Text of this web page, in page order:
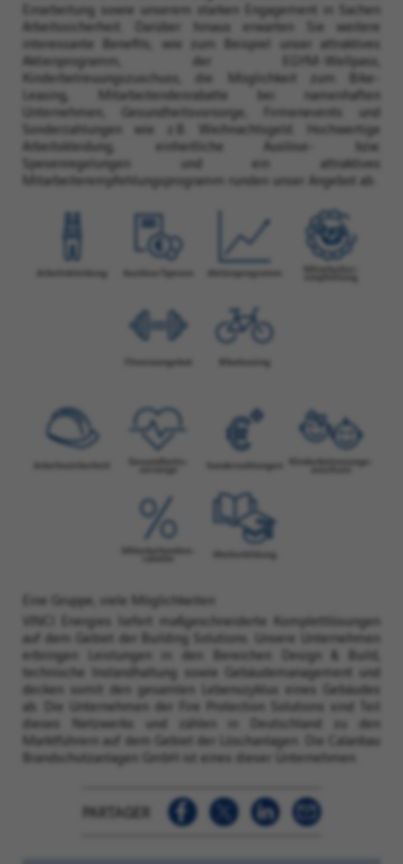
Einarbeitung sowie unserem starken Engagement in Sachen
Arbeitssicherheit. Darüber hinaus erwarten Sie weitere
interessante Benefits, wie zum Beispiel unser attraktives
Aktienprogramm, der EGYM-Wellpass,
Kinderbetreuungszuschuss, die Möglichkeit zum Bike-
Leasing, Mitarbeitendenrabatte bei namenhaften
Unternehmen, Gesundheitsvorsorge, Firmenevents und
Sonderzahlungen wie z.B. Weihnachtsgeld. Hochwertige
Arbeitskleidung, einheitliche Auslöse- bzw.
Spesenregelungen und ein attraktives
Mitarbeiterempfehlungsprogramm runden unser Angebot ab.
Eine Gruppe, viele Möglichkeiten
VINCI Energies liefert maßgeschneiderte Komplettlösungen
auf dem Gebiet der Building Solutions. Unsere Unternehmen
erbringen Leistungen in den Bereichen Design & Build,
technische Instandhaltung sowie Gebäudemanagement und
decken somit den gesamten Lebenszyklus eines Gebäudes
ab. Die Unternehmen der Fire Protection Solutions sind Teil
dieses Netzwerks und zählen in Deutschland zu den
Marktführern auf dem Gebiet der Löschanlagen. Die Calanbau
Brandschutzanlagen GmbH ist eines dieser Unternehmen.
PARTAGER